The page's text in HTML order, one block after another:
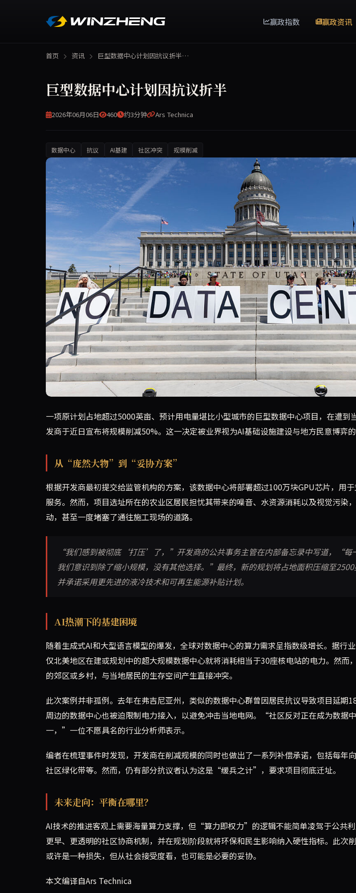
赢政指数 赢政资讯
首页 资讯 巨型数据中心计划因抗议折半…
巨型数据中心计划因抗议折半
2026年06月06日 460 约3分钟 Ars Technica
数据中心 抗议 AI基建 社区冲突 规模削减
由于当地居民和环保组织的强烈抗议，一项原规划占地数千英亩的巨型数据中心建设
一项原计划占地超过5000英亩、预计用电量堪比小型城市的巨型数据中心项目，在遭到
发商于近日宣布将规模削减50%。这一决定被业界视为AI基础设施建设与地方民意博弈的
从“庞然大物”到“妥协方案”
根据开发商最初提交给监管机构的方案，该数据中心将部署超过100万块GPU芯片，用
服务。然而，项目选址所在的农业区居民担忧其带来的噪音、水资源消耗以及视觉污染
动，甚至一度堵塞了通往施工现场的道路。
“我们感到被彻底‘打压’了，”开发商的公共事务主管在内部备忘录中写道，“每
我们意识到除了缩小规模，没有其他选择。”最终，新的规划将占地面积压缩至2500
并承诺采用更先进的液冷技术和可再生能源补贴计划。
AI热潮下的基建困境
随着生成式AI和大型语言模型的爆发，全球对数据中心的算力需求呈指数级增长。据行
仅北美地区在建或规划中的超大规模数据中心就将消耗相当于30座核电站的电力。然而
的郊区或乡村，与当地居民的生存空间产生直接冲突。
此次案例并非孤例。去年在弗吉尼亚州，类似的数据中心群曾因居民抗议导致项目延期
周边的数据中心也被迫限制电力接入，以避免冲击当地电网。“社区反对正在成为数据
一，”一位不愿具名的行业分析师表示。
编者在梳理事件时发现，开发商在削减规模的同时也做出了一系列补偿承诺，包括每年
社区绿化带等。然而，仍有部分抗议者认为这是“缓兵之计”，要求项目彻底迁址。
未来走向：平衡在哪里？
AI技术的推进客观上需要海量算力支撑，但“算力即权力”的逻辑不能简单凌驾于公共
更早、更透明的社区协商机制，并在规划阶段就将环保和民生影响纳入硬性指标。此次
或许是一种损失，但从社会接受度看，也可能是必要的妥协。
本文编译自Ars Technica